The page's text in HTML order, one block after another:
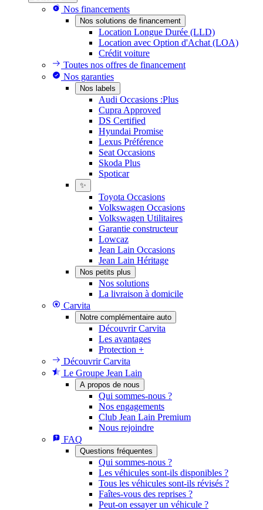
Nos financements
Nos solutions de financement
Location Longue Durée (LLD)
Location avec Option d'Achat (LOA)
Crédit voiture
Toutes nos offres de financement
Nos garanties
Nos labels
Audi Occasions :Plus
Cupra Approved
DS Certified
Hyundai Promise
Lexus Préférence
Seat Occasions
Skoda Plus
Spoticar
✨
Toyota Occasions
Volkswagen Occasions
Volkswagen Utilitaires
Garantie constructeur
Lowcaz
Jean Lain Occasions
Jean Lain Héritage
Nos petits plus
Nos solutions
La livraison à domicile
Carvita
Notre complémentaire auto
Découvrir Carvita
Les avantages
Protection +
Découvrir Carvita
Le Groupe Jean Lain
A propos de nous
Qui sommes-nous ?
Nos engagements
Club Jean Lain Premium
Nous rejoindre
FAQ
Questions fréquentes
Qui sommes-nous ?
Les véhicules sont-ils disponibles ?
Tous les véhicules sont-ils révisés ?
Faîtes-vous des reprises ?
Peut-on essayer un véhicule ?